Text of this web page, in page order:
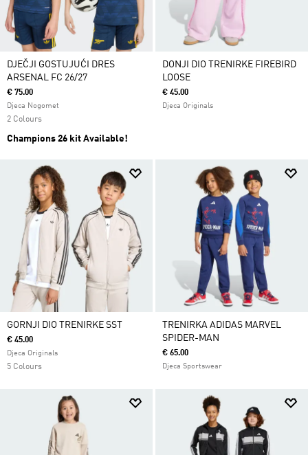
DJEČJI GOSTUJUĆI DRES
ARSENAL FC 26/27
€ 75.00
Djeca Nogomet
2 Colours
Champions 26 kit Available!
DONJI DIO TRENIRKE FIREBIRD
LOOSE
€ 45.00
Djeca Originals
GORNJI DIO TRENIRKE SST
€ 45.00
Djeca Originals
5 Colours
TRENIRKA ADIDAS MARVEL
SPIDER-MAN
€ 65.00
Djeca Sportswear